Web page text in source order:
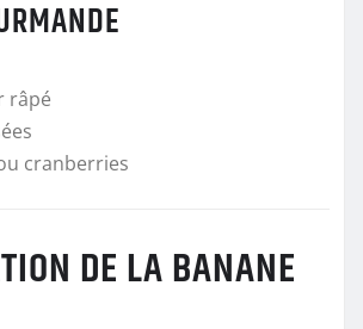
râpé
cranberries
DE LA BANANE